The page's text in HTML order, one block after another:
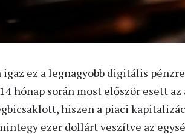
ez a legnagyobb digitális
hónap során most először esett
hiszen a piaci
ezer dollárt veszítve az